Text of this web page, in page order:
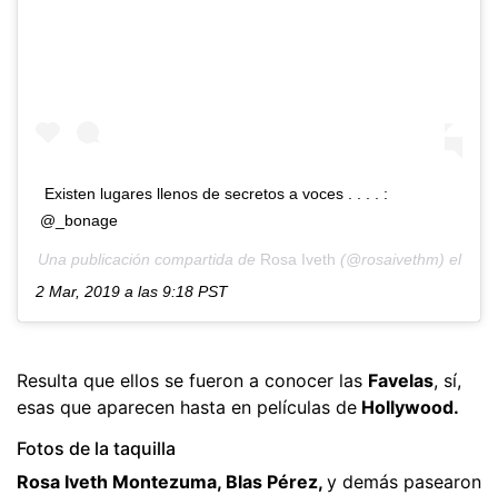
Existen lugares llenos de secretos a voces . . . . :
@_bonage
Una publicación compartida de Rosa Iveth (@rosaivethm) el
2 Mar, 2019 a las 9:18 PST
Resulta que ellos se fueron a conocer las Favelas, sí,
esas que aparecen hasta en películas de Hollywood.
Fotos de la taquilla
Rosa Iveth Montezuma, Blas Pérez, y demás pasearon